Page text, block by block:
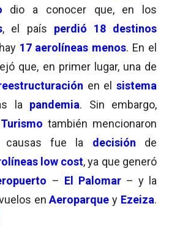
dio a conocer que, en los
, el país perdió 18 destinos
17 aerolíneas menos. En el
que, en primer lugar, una de
en elsistema
la pandemia. Sin embargo,
también mencionaron
fue la decisión de
low cost, ya que generó
– El Palomar– y la
enAeroparque y Ezeiza.